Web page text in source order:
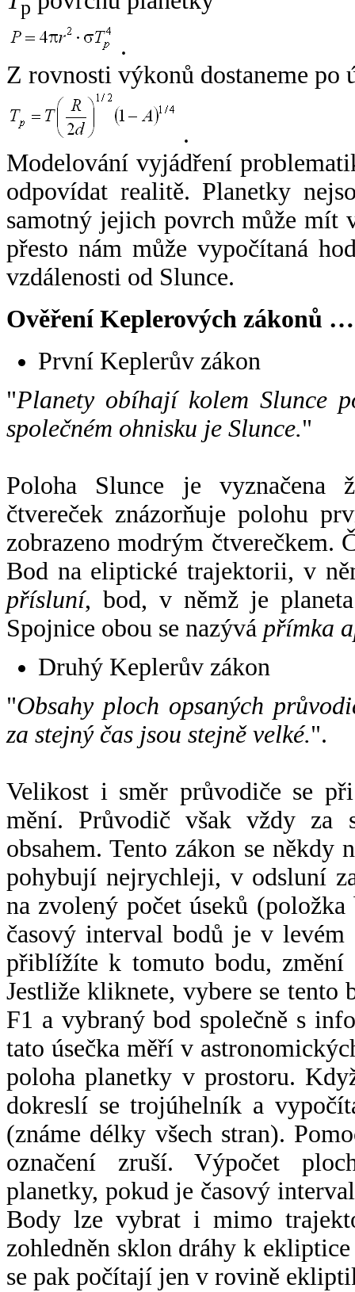
p
.
Z rovnosti výkonů dostaneme po
.
Modelování vyjádření
odpovídat realitě. Planetky
samotný jejich povrch může mít
přesto nám může vypočítaná
vzdálenosti od Slunce.
Ověření Keplerových zákonů …
První Keplerův zákon
"Planety obíhají kolem Slunce
společném ohnisku je Slunce."
Poloha Slunce je vyznačena
čtvereček znázorňuje polohu
zobrazeno modrým čtverečkem.
Bod na eliptické trajektorii, v
přísluní, bod, v němž je
Spojnice obou se nazývá přímka
Druhý Keplerův zákon
"Obsahy ploch opsaných
za stejný čas jsou stejně velké.".
Velikost i směr průvodiče se
mění. Průvodič však vždy za
obsahem. Tento zákon se někdy
pohybují nejrychleji, v odsluní
na zvolený počet úseků
časový interval bodů je v
přiblížíte k tomuto bodu,
Jestliže kliknete, vybere se tento
F1 a vybraný bod společně s
tato úsečka měří v
poloha planetky v prostoru.
dokreslí se trojúhelník a
(známe délky všech stran).
označení zruší. Výpočet
planetky, pokud je časový
Body lze vybrat i mimo
zohledněn sklon dráhy k
se pak počítají jen v rovině